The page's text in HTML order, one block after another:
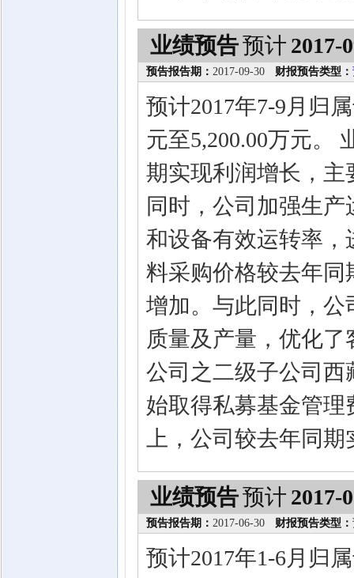
业绩预告预计 2017-
预告报告期： 2017-09-30 财报预告类型：
预计2017年7-9月归
元至5,200.00万元。
期实现利润增长，
同时，公司加强生
和设备有效运转率
料采购价格较去年
增加。与此同时，
质量及产量，优化
公司之二级子公司
始取得私募基金管
上，公司较去年同
业绩预告预计 2017-
预告报告期： 2017-06-30 财报预告类型：
预计2017年1-6月归